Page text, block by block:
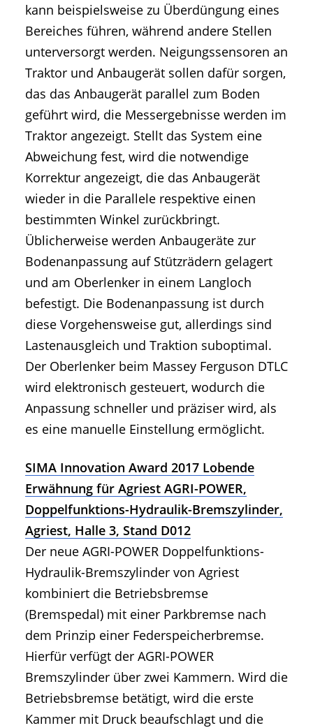
kann beispielsweise zu Überdüngung eines
Bereiches führen, während andere Stellen
unterversorgt werden. Neigungssensoren an
Traktor und Anbaugerät sollen dafür sorgen,
das das Anbaugerät parallel zum Boden
geführt wird, die Messergebnisse werden im
Traktor angezeigt. Stellt das System eine
Abweichung fest, wird die notwendige
Korrektur angezeigt, die das Anbaugerät
wieder in die Parallele respektive einen
bestimmten Winkel zurückbringt.
Üblicherweise werden Anbaugeräte zur
Bodenanpassung auf Stützrädern gelagert
und am Oberlenker in einem Langloch
befestigt. Die Bodenanpassung ist durch
diese Vorgehensweise gut, allerdings sind
Lastenausgleich und Traktion suboptimal.
Der Oberlenker beim Massey Ferguson DTLC
wird elektronisch gesteuert, wodurch die
Anpassung schneller und präziser wird, als
es eine manuelle Einstellung ermöglicht.
SIMA Innovation Award 2017 Lobende
Erwähnung für Agriest AGRI-POWER,
Doppelfunktions-Hydraulik-Bremszylinder,
Agriest, Halle 3, Stand D012
Der neue AGRI-POWER Doppelfunktions-
Hydraulik-Bremszylinder von Agriest
kombiniert die Betriebsbremse
(Bremspedal) mit einer Parkbremse nach
dem Prinzip einer Federspeicherbremse.
Hierfür verfügt der AGRI-POWER
Bremszylinder über zwei Kammern. Wird die
Betriebsbremse betätigt, wird die erste
Kammer mit Druck beaufschlagt und die